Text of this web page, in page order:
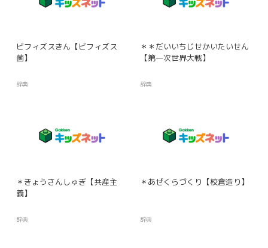
ビフィズスきん【ビフィズス
菌】
辞典
＊＊だいいちじせかいたいせん
【第一次世界大戦】
辞典
＊きょうさんしゅぎ【共産主
義】
辞典
＊あぜくらづくり【校倉造り】
辞典